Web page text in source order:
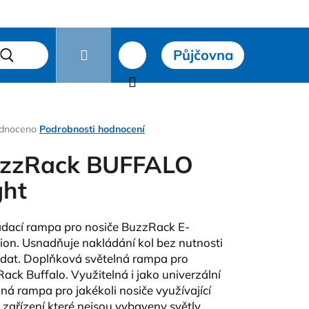
Hledat
Přihlášení
Nákupní
košík
Půjčovna
Podrobnosti hodnocení
BUFFALO
rampa pro nosiče BuzzRack E-
Usnadňuje nakládání kol bez nutnosti
Doplňková světelná rampa pro
Buffalo. Využitelná i jako univerzální
rampa pro jakékoli nosiče využívající
které nejsou vybaveny světly.
Následující